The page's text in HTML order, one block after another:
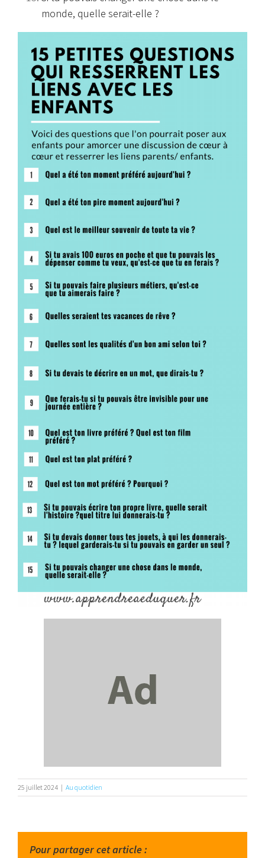
monde, quelle serait-elle ?
25 juillet 2024 | Au quotidien
Pour partager cet article :